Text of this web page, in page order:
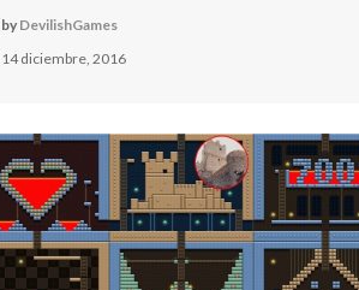
14 diciembre, 2016
by DevilishGames